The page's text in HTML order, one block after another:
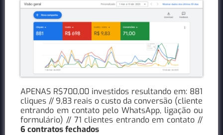
APENAS R$700,00 investidos resultando em: 881
cliques // 9,83 reais o custo da conversão (cliente
entrando em contato pelo WhatsApp, ligação ou
formulário) // 71 clientes entrando em contato //
6 contratos fechados